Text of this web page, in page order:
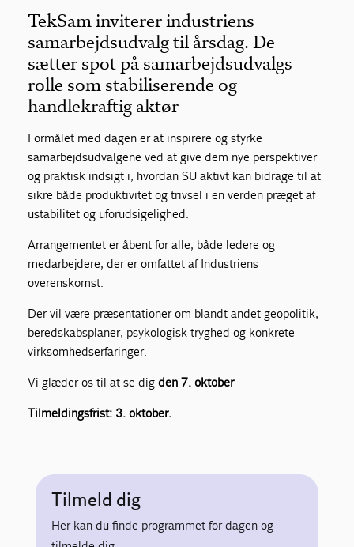
TekSam inviterer industriens
samarbejdsudvalg til årsdag. De
sætter spot på samarbejdsudvalgs
rolle som stabiliserende og
handlekraftig aktør
Formålet med dagen er at inspirere og styrke
samarbejdsudvalgene ved at give dem nye perspektiver
og praktisk indsigt i, hvordan SU aktivt kan bidrage til at
sikre både produktivitet og trivsel i en verden præget af
ustabilitet og uforudsigelighed.
Arrangementet er åbent for alle, både ledere og
medarbejdere, der er omfattet af Industriens
overenskomst.
Der vil være præsentationer om blandt andet geopolitik,
beredskabsplaner, psykologisk tryghed og konkrete
virksomhedserfaringer.
Vi glæder os til at se digden 7. oktober
Tilmeldingsfrist: 3. oktober.
Tilmeld dig
Her kan du finde programmet for dagen og